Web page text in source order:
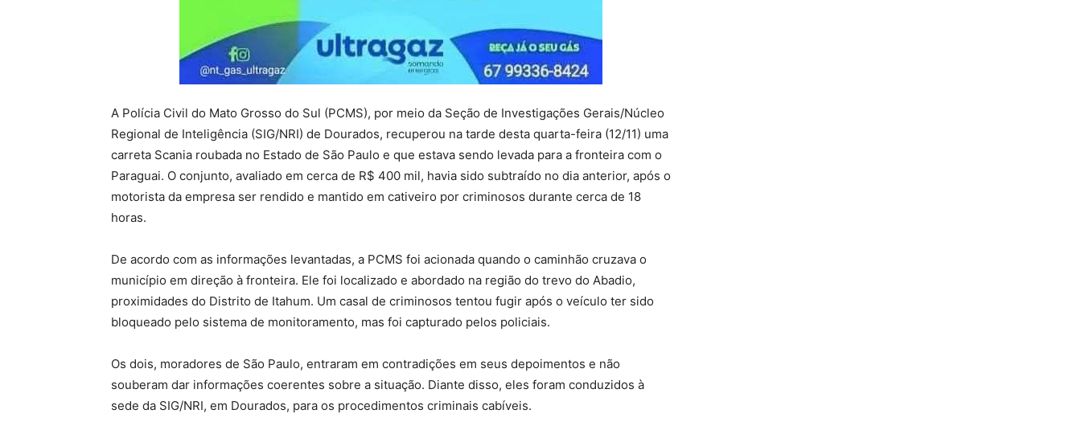
A Polícia Civil do Mato Grosso do Sul (PCMS), por meio da Seção de Investigações Gerais/Núcleo
Regional de Inteligência (SIG/NRI) de Dourados, recuperou na tarde desta quarta-feira (12/11) uma
carreta Scania roubada no Estado de São Paulo e que estava sendo levada para a fronteira com o
Paraguai. O conjunto, avaliado em cerca de R$ 400 mil, havia sido subtraído no dia anterior, após o
motorista da empresa ser rendido e mantido em cativeiro por criminosos durante cerca de 18
horas.
De acordo com as informações levantadas, a PCMS foi acionada quando o caminhão cruzava o
município em direção à fronteira. Ele foi localizado e abordado na região do trevo do Abadio,
proximidades do Distrito de Itahum. Um casal de criminosos tentou fugir após o veículo ter sido
bloqueado pelo sistema de monitoramento, mas foi capturado pelos policiais.
Os dois, moradores de São Paulo, entraram em contradições em seus depoimentos e não
souberam dar informações coerentes sobre a situação. Diante disso, eles foram conduzidos à
sede da SIG/NRI, em Dourados, para os procedimentos criminais cabíveis.